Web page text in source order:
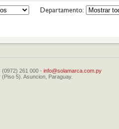
Departamento:
(0972) 261 000 - info@solamarca.com.py
5). Asuncion, Paraguay.